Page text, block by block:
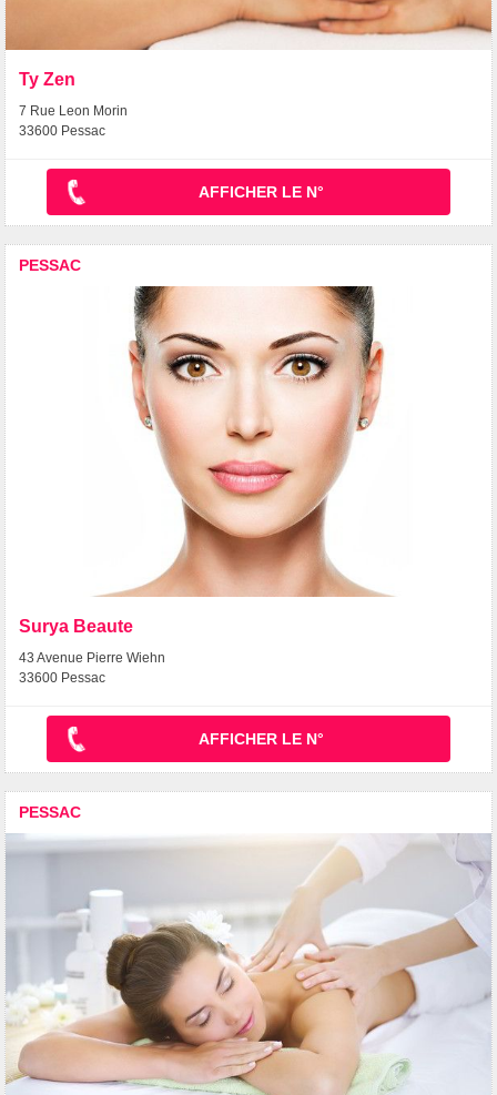
Ty Zen
7 Rue Leon Morin
33600 Pessac
AFFICHER LE N°
PESSAC
Surya Beaute
43 Avenue Pierre Wiehn
33600 Pessac
AFFICHER LE N°
PESSAC